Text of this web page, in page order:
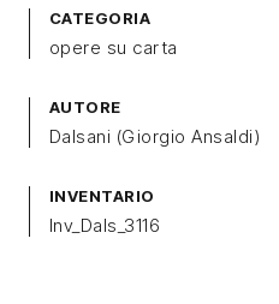
CATEGORIA
opere su carta
AUTORE
Dalsani (Giorgio Ansaldi)
INVENTARIO
Inv_Dals_3116